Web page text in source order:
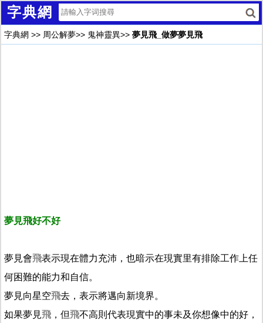
字典網
字典網 >> 周公解夢>> 鬼神靈異>> 夢見飛_做夢夢見飛
夢見飛好不好
夢見會飛表示現在體力充沛，也暗示在現實里有排除工作上任
何困難的能力和自信。
夢見向星空飛去，表示將邁向新境界。
如果夢見飛 ，但飛不高則代表現實中的事未及你想像中的好，